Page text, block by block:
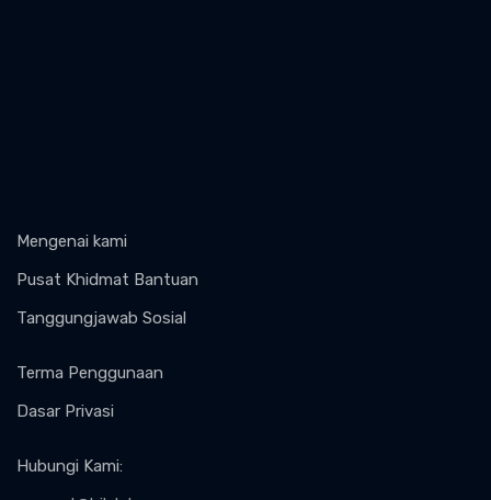
Mengenai kami
Pusat Khidmat Bantuan
Tanggungjawab Sosial
Terma Penggunaan
Dasar Privasi
Hubungi Kami: